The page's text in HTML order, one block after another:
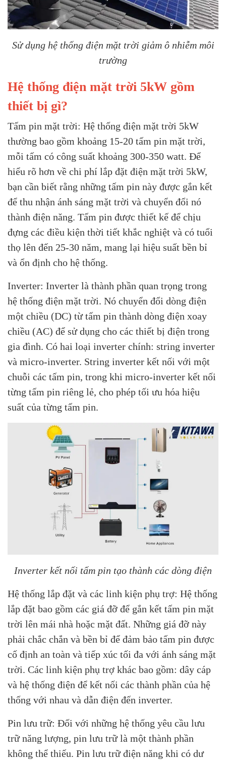
Sử dụng hệ thống điện mặt trời giảm ô nhiễm môi
trường
Hệ thống điện mặt trời 5kW gồm
thiết bị gì?
Tấm pin mặt trời: Hệ thống điện mặt trời 5kW
thường bao gồm khoảng 15-20 tấm pin mặt trời,
mỗi tấm có công suất khoảng 300-350 watt. Để
hiểu rõ hơn về chi phí lắp đặt điện mặt trời 5kW,
bạn cần biết rằng những tấm pin này được gắn kết
để thu nhận ánh sáng mặt trời và chuyển đổi nó
thành điện năng. Tấm pin được thiết kế để chịu
đựng các điều kiện thời tiết khắc nghiệt và có tuổi
thọ lên đến 25-30 năm, mang lại hiệu suất bền bỉ
và ổn định cho hệ thống.
Inverter: Inverter là thành phần quan trọng trong
hệ thống điện mặt trời. Nó chuyển đổi dòng điện
một chiều (DC) từ tấm pin thành dòng điện xoay
chiều (AC) để sử dụng cho các thiết bị điện trong
gia đình. Có hai loại inverter chính: string inverter
và micro-inverter. String inverter kết nối với một
chuỗi các tấm pin, trong khi micro-inverter kết nối
từng tấm pin riêng lẻ, cho phép tối ưu hóa hiệu
suất của từng tấm pin.
Inverter kết nối tấm pin tạo thành các dòng điện
Hệ thống lắp đặt và các linh kiện phụ trợ: Hệ thống
lắp đặt bao gồm các giá đỡ để gắn kết tấm pin mặt
trời lên mái nhà hoặc mặt đất. Những giá đỡ này
phải chắc chắn và bền bỉ để đảm bảo tấm pin được
cố định an toàn và tiếp xúc tối đa với ánh sáng mặt
trời. Các linh kiện phụ trợ khác bao gồm: dây cáp
và hệ thống điện để kết nối các thành phần của hệ
thống với nhau và dẫn điện đến inverter.
Pin lưu trữ: Đối với những hệ thống yêu cầu lưu
trữ năng lượng, pin lưu trữ là một thành phần
không thể thiếu. Pin lưu trữ điện năng khi có dư